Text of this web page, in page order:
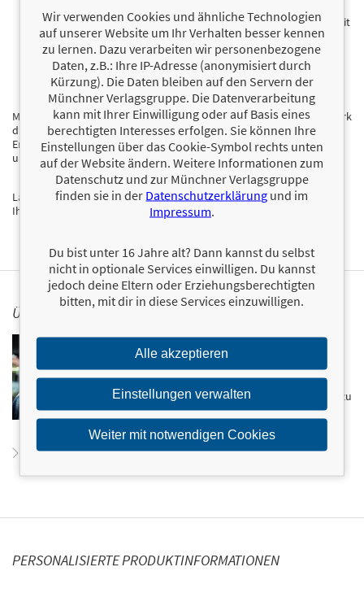
Limette
Funktionelle Getränke und Tonics wie Reishi-Goldene-Milch mit
Kurkuma oder Cordyceps-Kakao-Shake mit Banane
Drei alltagstaugliche Wege: frische Pilze als Hauptzutat,
Pilzpulver als funktionelle Ergänzung und Extrakte in
Getränken
Mit fundiertem Fachwissen und leckeren Rezepten schlägt dieses Werk
die Brücke zwischen jahrtausendealter Pilzheilkunde und moderner
Ernährungswissenschaft – verständlich, praxisnah und sofort
umsetzbar.
Lassen Sie sich inspirieren und bringen Sie die Kraft der Heilpilze in
Ihre Küche!
ÜBER PHILIP REBENSBURG
Philip Rebensburg ist Diplom-Biologe, Mykologe und
Mykotherapeut. Sein Forschungsschwerpunkt lag
zunächst auf Bodenökologie, bevor er sich der Arbeit
mit den Heilwirkungen von Pilzen widmete und darin
seine Berufung fand. Sein Wissen gibt er in Seminaren zu
Mykotherapie sowie in Vorträgen über das Heilen mit
Pilzen und die Pilzzucht weiter.
Zum Profil von Philip Rebensburg
PERSONALISIERTE PRODUKTINFORMATIONEN
Wir verwenden Cookies und ähnliche Technologien
auf unserer Website um Ihr Verhalten besser kennen
zu lernen. Dazu verarbeiten wir personenbezogene
Daten, z.B.: Ihre IP-Adresse (anonymisiert durch
Kürzung). Die Daten bleiben auf den Servern der
Münchner Verlagsgruppe. Die Datenverarbeitung
kann mit Ihrer Einwilligung oder auf Basis eines
berechtigten Interesses erfolgen. Sie können Ihre
Einstellungen über das Cookie-Symbol rechts unten
auf der Website ändern. Weitere Informationen zum
Datenschutz und zur Münchner Verlagsgruppe
finden sie in der Datenschutzerklärung und im
Impressum.
Du bist unter 16 Jahre alt? Dann kannst du selbst
nicht in optionale Services einwilligen. Du kannst
jedoch deine Eltern oder Erziehungsberechtigten
bitten, mit dir in diese Services einzuwilligen.
Alle akzeptieren
Einstellungen verwalten
Weiter mit notwendigen Cookies